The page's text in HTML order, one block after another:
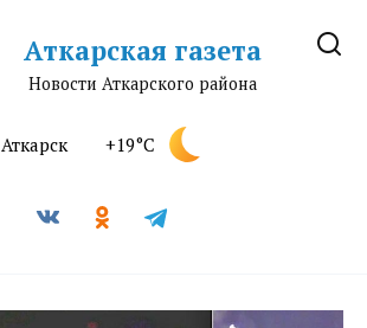
Аткарская газета
Новости Аткарского района
Аткарск +19°C